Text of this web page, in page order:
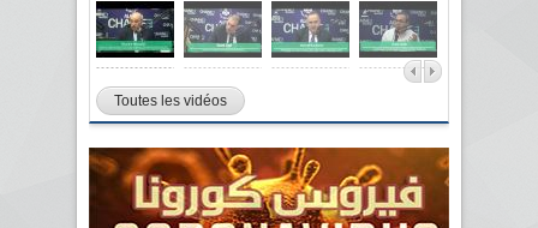
Toutes les vidéos